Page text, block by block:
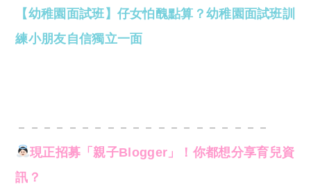
【幼稚園面試班】仔女怕醜點算？幼稚園面試班訓
練小朋友自信獨立一面
－－－－－－－－－－－－－－－－－－－－
現正招募「親子Blogger」！你都想分享育兒資
訊？